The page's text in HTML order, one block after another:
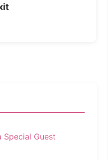
Special Guest